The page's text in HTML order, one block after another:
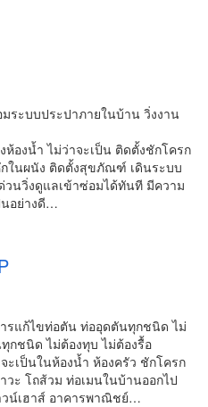
ะบบประปาภายในบ้าน วิ่งงาน
องน้ำ ไม่ว่าจะเป็น ติดตั้งชักโครก
ในผนัง ติดตั้งสุขภัณฑ์ เดินระบบ
นวิ่งดูแลเข้าซ่อมได้ทันที มีความ
นอย่างดี…
รแก้ไขท่อตัน ท่ออุดตันทุกชนิด ไม่
กชนิด ไม่ต้องทุบ ไม่ต้องรื้อ
ะเป็นในห้องน้ำ ห้องครัว ชักโครก
วะ โถส้วม ท่อเมนในบ้านออกไป
น์เฮาส์ อาคารพาณิชย์…